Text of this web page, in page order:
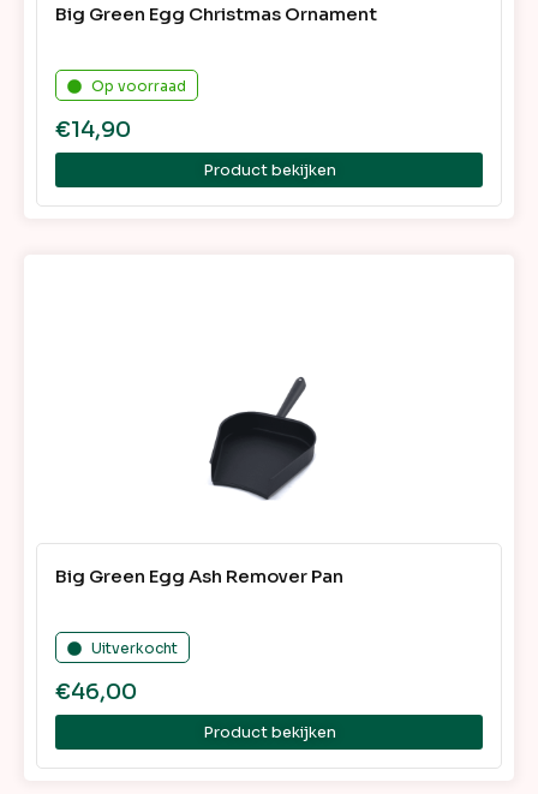
Big Green Egg Christmas Ornament
Op voorraad
€14,90
Product bekijken
Big Green Egg Ash Remover Pan
Uitverkocht
€46,00
Product bekijken